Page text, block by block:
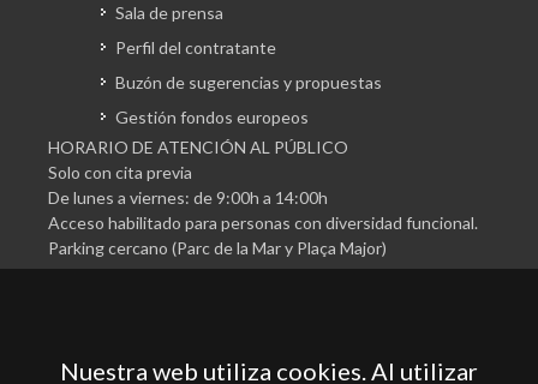
Sala de prensa
Perfil del contratante
Buzón de sugerencias y propuestas
Gestión fondos europeos
HORARIO DE ATENCIÓN AL PÚBLICO
Solo con cita previa
De lunes a viernes: de 9:00h a 14:00h
Acceso habilitado para personas con diversidad funcional.
Parking cercano (Parc de la Mar y Plaça Major)
Nuestra web utiliza cookies. Al utilizar